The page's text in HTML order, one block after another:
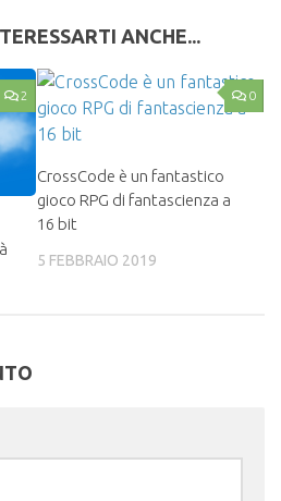
ANCHE...
2 0
CrossCode è un fantastico
gioco RPG di fantascienza a
16 bit
5 FEBBRAIO 2019